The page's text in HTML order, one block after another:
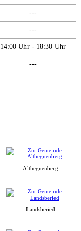
---
---
14:00 Uhr - 18:30 Uhr
---
Althegnenberg
Landsberied